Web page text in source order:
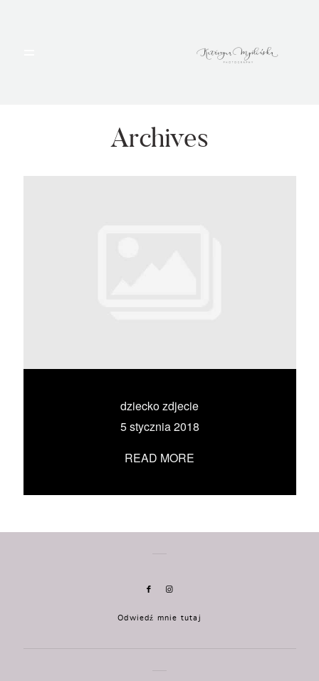
Archives
dziecko zdjecie
5 stycznia 2018
READ MORE
PORTFOLIO
UMÓW SIĘ ZE MNĄ →
Odwiedź mnie tutaj